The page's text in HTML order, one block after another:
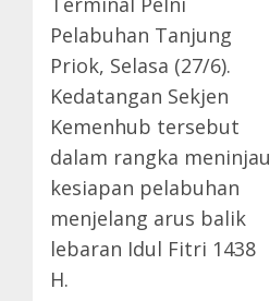
Pelabuhan Tanjung
Priok, Selasa (27/6).
Kedatangan Sekjen
Kemenhub tersebut
dalam rangka meninjau
kesiapan pelabuhan
menjelang arus balik
lebaran Idul Fitri 1438
H.